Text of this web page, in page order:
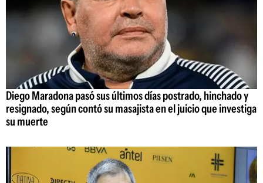
Diego Maradona pasó sus últimos días postrado, hinchado y
resignado, según contó su masajista en el juicio que investiga
su muerte